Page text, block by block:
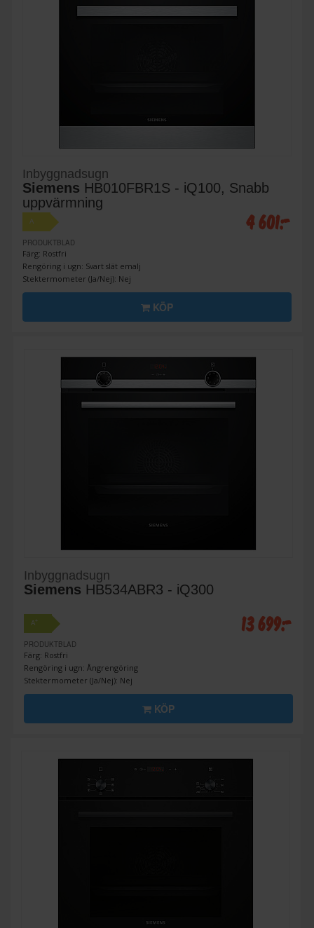
Inbyggnadsugn
Siemens HB010FBR1S - iQ100, Snabb
uppvärmning
A
PRODUKTBLAD
Färg: Rostfri
Rengöring i ugn: Svart slät emalj
Stektermometer (Ja/Nej): Nej
4 601:-
KÖP
Inbyggnadsugn
Siemens HB534ABR3 - iQ300
A+
PRODUKTBLAD
Färg: Rostfri
Rengöring i ugn: Ångrengöring
Stektermometer (Ja/Nej): Nej
13 699:-
KÖP